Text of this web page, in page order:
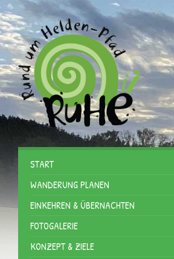
START
WANDERUNG PLANEN
EINKEHREN & ÜBERNACHTEN
FOTOGALERIE
KONZEPT & ZIELE